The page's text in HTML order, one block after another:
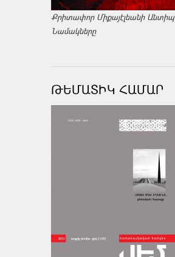
Քրիտափոր Միքայէլեանի Անտիպ
Նամակները
ԹԵՄԱՏԻԿ ՀԱՄԱՐ